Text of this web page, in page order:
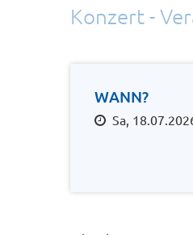
Konzert -
WANN?
Sa,